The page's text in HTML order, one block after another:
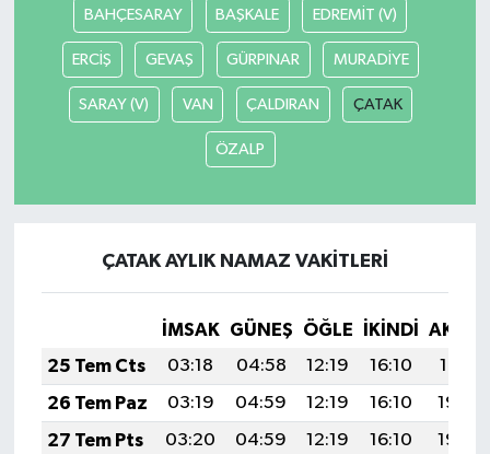
BAHÇESARAY BAŞKALE EDREMİT (V)
ERCİŞ GEVAŞ GÜRPINAR MURADİYE
SARAY (V) VAN ÇALDIRAN ÇATAK
ÖZALP
ÇATAK AYLIK NAMAZ VAKITLERI
İMSAK GÜNEŞ ÖĞLE İKINDI
25 Tem Cts
03:18 04:58 12:19 16:10
19:31
26 Tem Paz
03:19 04:59 12:19 16:10
19:30
27 Tem Pts
03:20 04:59 12:19 16:10
19:29